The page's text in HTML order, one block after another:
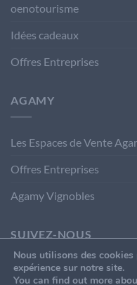
oenotourisme
Idées cadeaux
Offres Entreprises
AGAMY
Les Espaces de Vente
Offres Entreprises
Agamy Vignobles
SUIVEZ-NOUS
Nous utilisons des
expérience sur notre site.
You can find out more